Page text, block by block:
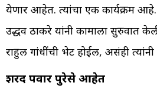
येणार आहेत. त्यांचा एक कार्यक्रम आहे.
उद्धव ठाकरे यांनी कामाला सुरुवात
राहुल गांधींची भेट होईल, असंही
शरद पवार पुरेसे आहेत